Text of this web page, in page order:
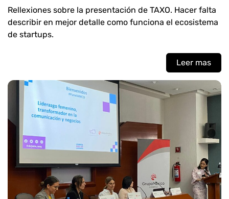
Rellexiones sobre la presentación de TAXO. Hacer falta
describir en mejor detalle como funciona el ecosistema
de startups.
Leer mas